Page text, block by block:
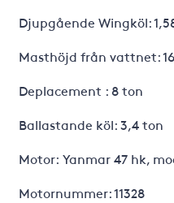
Djupgående Wingköl:
Masthöjd från vattnet:
Deplacement : 8 ton
Ballastande köl: 3,4 ton
Motor: Yanmar 47 hk,
Motornummer: